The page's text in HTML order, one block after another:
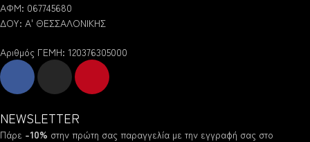
ΑΦΜ: 067745680
ΔΟΥ: Α' ΘΕΣΣΑΛΟΝΙΚΗΣ
Αριθμός ΓΕΜΗ: 120376305000
NEWSLETTER
Πάρε -10% στην πρώτη σας παραγγελία με την εγγραφή σας στο